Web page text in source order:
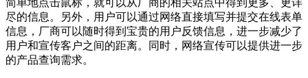
简单地点击鼠标，就可以从厂商的相关站点中得到更多、更详
尽的信息。另外，用户可以通过网络直接填写并提交在线表单
信息，厂商可以随时得到宝贵的用户反馈信息，进一步减少了
用户和宣传客户之间的距离。同时，网络宣传可以提供进一步
的产品查询需求。